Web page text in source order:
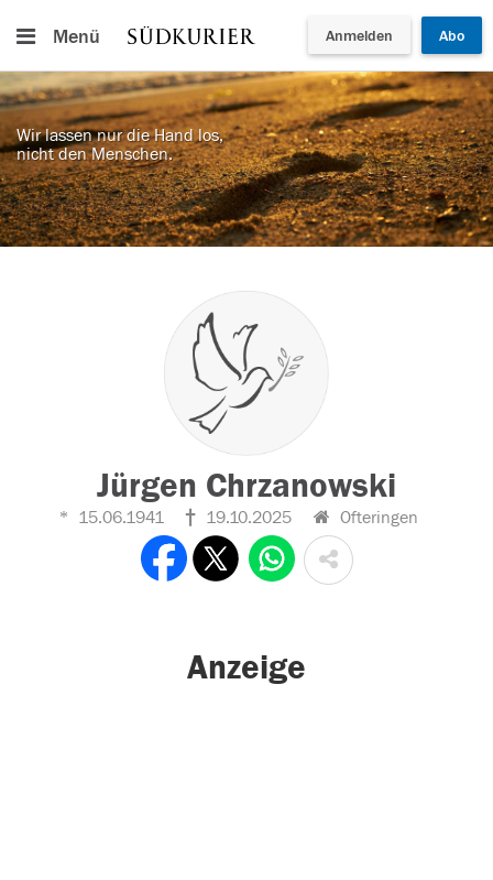
Menü Anmelden Abo
Wir lassen nur die Hand los,
nicht den Menschen.
Jürgen Chrzanowski
15.06.1941 19.10.2025 Ofteringen
Anzeige